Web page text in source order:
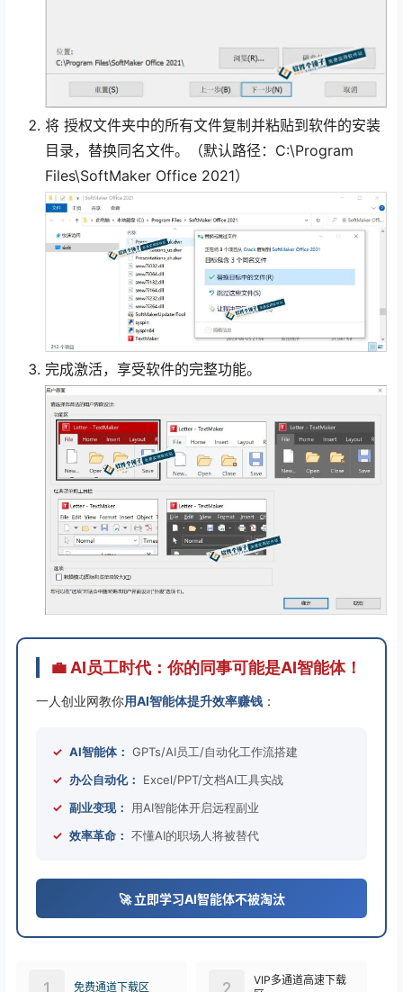
将 授权文件夹中的所有文件复制并粘贴到软件的安装
目录，替换同名文件。（默认路径：C:\Program
Files\SoftMaker Office 2021）
完成激活，享受软件的完整功能。
💼 AI员工时代：你的同事可能是AI智能体！
一人创业网教你用AI智能体提升效率赚钱 ：
✓ AI智能体： GPTs/AI员工/自动化工作流搭建
✓ 办公自动化：
Excel/PPT/文档AI工具实战
✓ 副业变现：
用AI智能体开启远程副业
✓ 效率革命： 不懂AI的职场人将被替代
🚀 立即学习AI智能体不被淘汰
免费通道下载区
VIP多通道高速下载